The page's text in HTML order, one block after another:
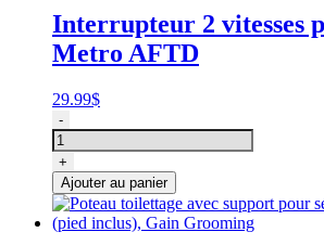
séchoirs
Metro
Master
MB3
Interrupteur 2 vitesses
Metro AFTD
29.99$
quantité
de
Interrupteur
2
vitesses
pour
le
-
+
Ajouter au panier